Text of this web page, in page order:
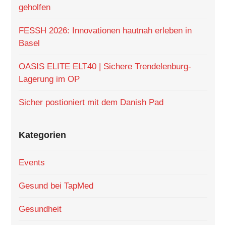
geholfen
FESSH 2026: Innovationen hautnah erleben in
Basel
OASIS ELITE ELT40 | Sichere Trendelenburg-
Lagerung im OP
Sicher postioniert mit dem Danish Pad
Kategorien
Events
Gesund bei TapMed
Gesundheit